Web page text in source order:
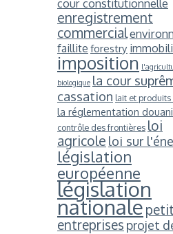
enregistrement
commercial
faillite forestry
imposition
biologique la cour
cassation lait et
la réglementation
contrôle des frontières loi
agricole loi sur
législation
européenne
législation
nationale
entreprises projet